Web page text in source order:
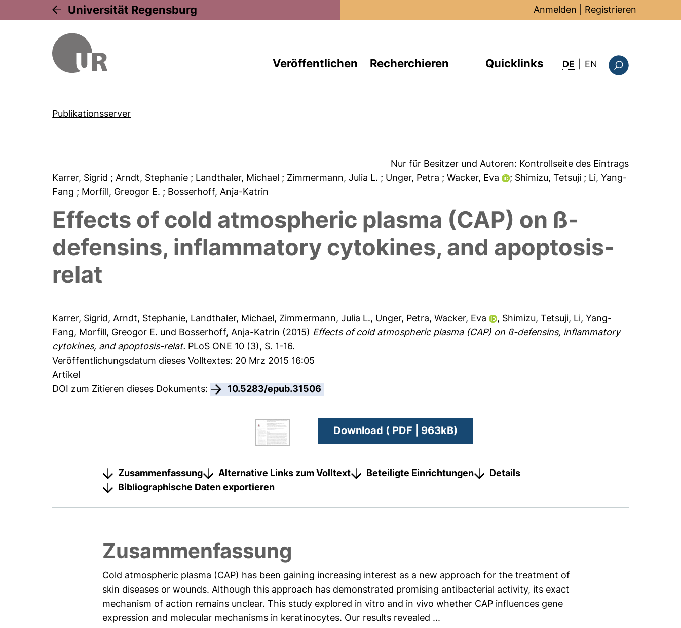
Universität Regensburg Anmelden Registrieren
Veröffentlichen Recherchieren Quicklinks DE EN : this page in
Publikationsserver
Nur für Besitzer und Autoren: Kontrollseite des Eintrags
Karrer, Sigrid ; Arndt, Stephanie ; Landthaler, Michael ; Zimmermann, Julia L. ; Unger, Petra ; Wacker, Eva ; Shimizu, Tetsuji ; Li, Yang-
Fang ; Morfill, Greogor E. ; Bosserhoff, Anja-Katrin
Effects of cold atmospheric plasma (CAP) on ß-
defensins, inflammatory cytokines, and apoptosis-
relat
Karrer, Sigrid,Arndt, Stephanie, Landthaler, Michael, Zimmermann, Julia L., Unger, Petra,Wacker, Eva , Shimizu, Tetsuji, Li, Yang-
Fang, Morfill, Greogor E. und Bosserhoff, Anja-Katrin (2015) Effects of cold atmospheric plasma (CAP) on ß-defensins, inflammatory
cytokines, and apoptosis-relat. PLoS ONE 10 (3), S. 1-16.
Veröffentlichungsdatum dieses Volltextes: 20 Mrz 2015 16:05
Artikel
DOI zum Zitieren dieses Dokuments:
10.5283/epub.31506
Download ( PDF | 963kB)
Zusammenfassung Alternative Links zum Volltext Beteiligte Einrichtungen
Details
Bibliographische Daten exportieren
Zusammenfassung
Cold atmospheric plasma (CAP) has been gaining increasing interest as a new approach for the treatment of
skin diseases or wounds. Although this approach has demonstrated promising antibacterial activity, its exact
mechanism of action remains unclear. This study explored in vitro and in vivo whether CAP influences gene
expression and molecular mechanisms in keratinocytes. Our results revealed ...